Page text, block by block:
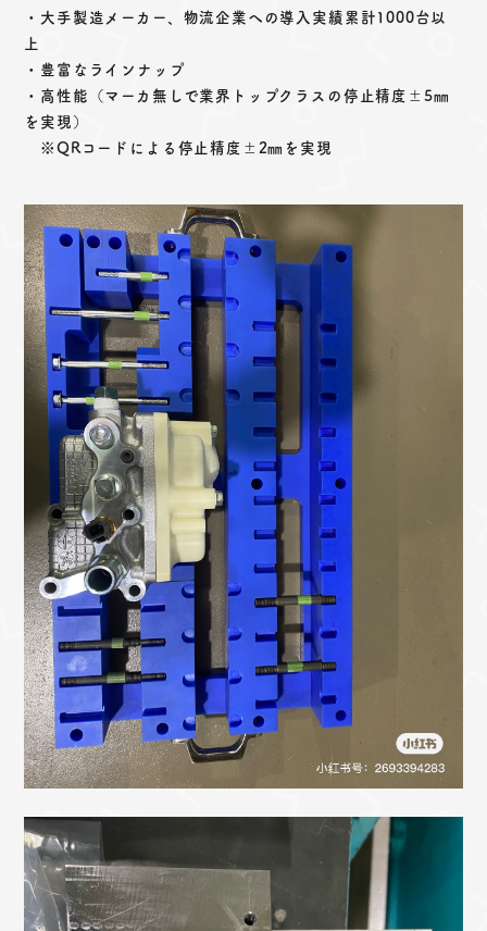
・大手製造メーカー、物流企業への導入実績累計1000台以
上
・豊富なラインナップ
・高性能（マーカ無しで業界トップクラスの停止精度±5㎜
を実現）
※QRコードによる停止精度±2㎜を実現